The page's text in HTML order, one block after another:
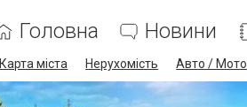
Головна Новини
Карта міста Нерухомість Авто / Мото